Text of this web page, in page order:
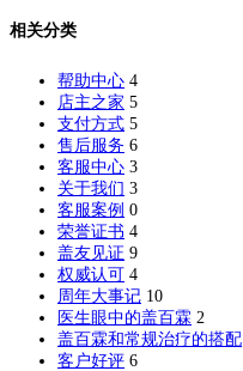
相关分类
帮助中心 4
店主之家 5
支付方式 5
售后服务 6
客服中心 3
关于我们 3
客服案例 0
荣誉证书 4
盖友见证 9
权威认可 4
周年大事记 10
医生眼中的盖百霖 2
盖百霖和常规治疗的搭配
客户好评 6